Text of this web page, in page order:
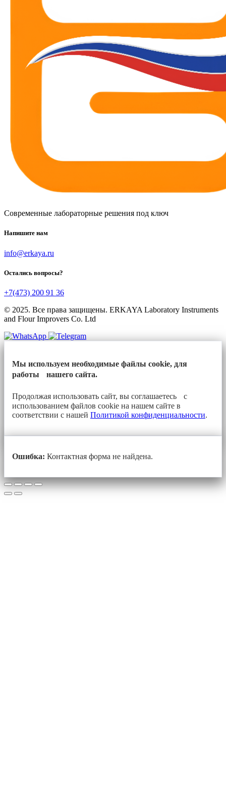
Современные лабораторные решения под ключ
Напишите нам
info@erkaya.ru
Остались вопросы?
+7(473) 200 91 36
© 2025. Все права защищены. ERKAYA Laboratory Instruments
and Flour Improvers Co. Ltd
Мы используем необходимые файлы cookie, для
работы нашего сайта.
Продолжая использовать сайт, вы соглашаетесь с
использованием файлов cookie на нашем сайте в
соответствии с нашей Политикой конфиденциальности.
Ошибка: Контактная форма не найдена.